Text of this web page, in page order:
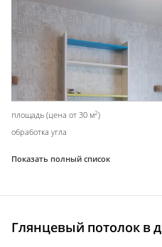
площадь (цена от 30 м2)
обработка угла
Показать полный список
Глянцевый потолок в